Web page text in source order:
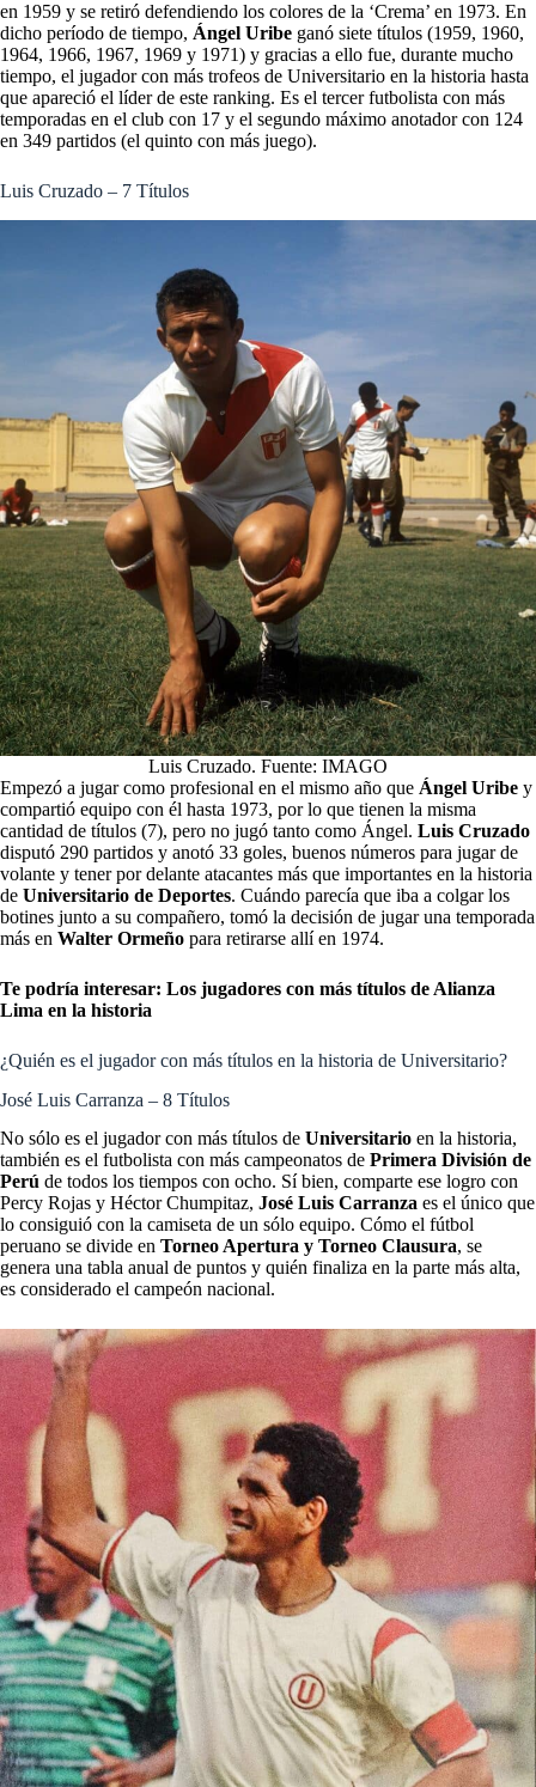
en 1959 y se retiró defendiendo los colores de la ‘Crema’ en 1973. En
dicho período de tiempo, Ángel Uribe ganó siete títulos (1959, 1960,
1964, 1966, 1967, 1969 y 1971) y gracias a ello fue, durante mucho
tiempo, el jugador con más trofeos de Universitario en la historia hasta
que apareció el líder de este ranking. Es el tercer futbolista con más
temporadas en el club con 17 y el segundo máximo anotador con 124
en 349 partidos (el quinto con más juego).
Luis Cruzado – 7 Títulos
Luis Cruzado. Fuente: IMAGO
Empezó a jugar como profesional en el mismo año que Ángel Uribe y
compartió equipo con él hasta 1973, por lo que tienen la misma
cantidad de títulos (7), pero no jugó tanto como Ángel. Luis Cruzado
disputó 290 partidos y anotó 33 goles, buenos números para jugar de
volante y tener por delante atacantes más que importantes en la historia
de Universitario de Deportes. Cuándo parecía que iba a colgar los
botines junto a su compañero, tomó la decisión de jugar una temporada
más en Walter Ormeño para retirarse allí en 1974.
Te podría interesar: Los jugadores con más títulos de Alianza
Lima en la historia
¿Quién es el jugador con más títulos en la historia de Universitario?
José Luis Carranza – 8 Títulos
No sólo es el jugador con más títulos de Universitario en la historia,
también es el futbolista con más campeonatos de Primera División de
Perú de todos los tiempos con ocho. Sí bien, comparte ese logro con
Percy Rojas y Héctor Chumpitaz, José Luis Carranza es el único que
lo consiguió con la camiseta de un sólo equipo. Cómo el fútbol
peruano se divide en Torneo Apertura y Torneo Clausura, se
genera una tabla anual de puntos y quién finaliza en la parte más alta,
es considerado el campeón nacional.